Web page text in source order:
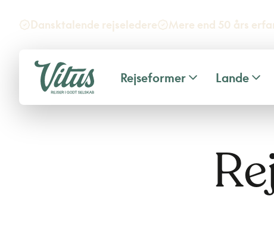
Dansktalende rejseledere Mere end 50 års
Rejseformer Lande